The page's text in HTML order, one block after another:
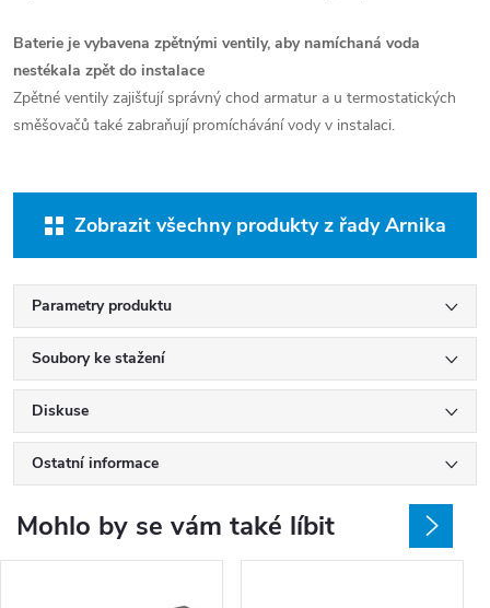
Baterie je vybavena zpětnými ventily, aby namíchaná voda
nestékala zpět do instalace
Zpětné ventily zajišťují správný chod armatur a u termostatických
směšovačů také zabraňují promíchávání vody v instalaci.
Zobrazit všechny produkty z řady Arnika
Parametry produktu
Soubory ke stažení
Diskuse
Ostatní informace
Mohlo by se vám také líbit